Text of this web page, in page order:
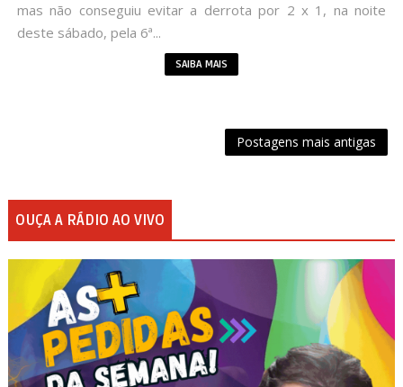
mas não conseguiu evitar a derrota por 2 x 1, na noite
deste sábado, pela 6ª...
SAIBA MAIS
Postagens mais antigas
OUÇA A RÁDIO AO VIVO